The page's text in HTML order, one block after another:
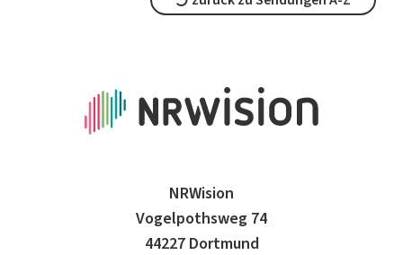
NRWision
Vogelpothsweg 74
44227 Dortmund